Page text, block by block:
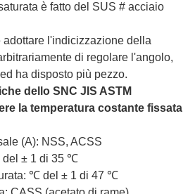
è fatto del SUS # acciaio
l'indicizzazione della
di regolare l'angolo,
ha disposto più pezzo.
dello SNC JIS ASTM
la temperatura costante fissata
(A): NSS, ACSS
del ± 1 di 35 ℃
℃ del ± 1 di 47 ℃